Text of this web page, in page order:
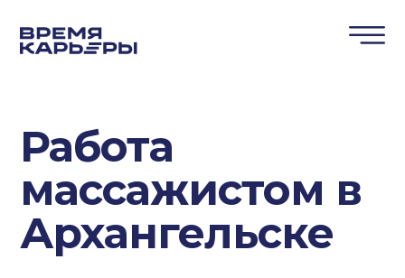
Работа
массажистом в
Архангельске